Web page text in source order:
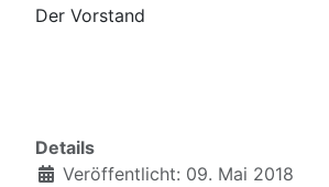
Der Vorstand
Details
Veröffentlicht: 09. Mai 2018